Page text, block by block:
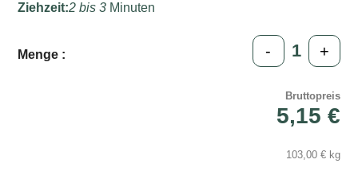
Ziehzeit:2 bis 3 Minuten
Menge : - +
Bruttopreis
5,15 €
103,00 € kg